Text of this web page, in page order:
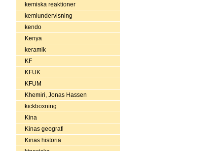
kemiska reaktioner
kemiundervisning
kendo
Kenya
keramik
KF
KFUK
KFUM
Khemiri, Jonas Hassen
kickboxning
Kina
Kinas geografi
Kinas historia